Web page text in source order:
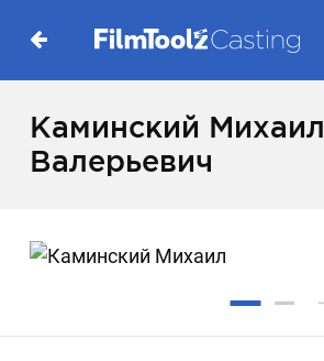
Каминский Михаил
Валерьевич